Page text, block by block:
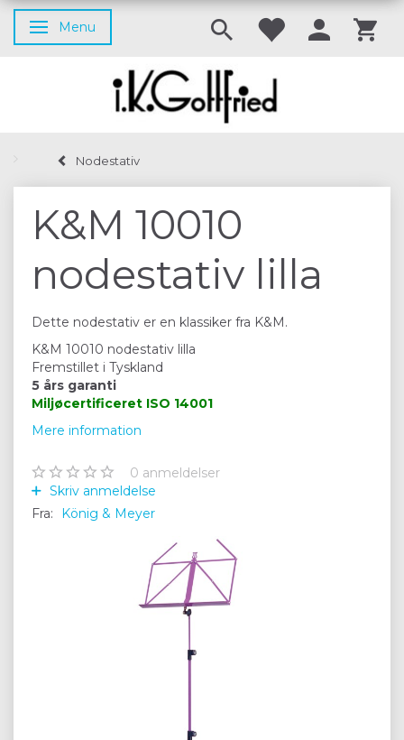
Skifte navigation
Menu
Nodestativ
K&M 10010
nodestativ lilla
Dette nodestativ er en klassiker fra K&M.
K&M 10010 nodestativ lilla
Fremstillet i Tyskland
5 års garanti
Miljøcertificeret ISO 14001
Mere information
0 anmeldelser
Skriv anmeldelse
Fra:
König & Meyer